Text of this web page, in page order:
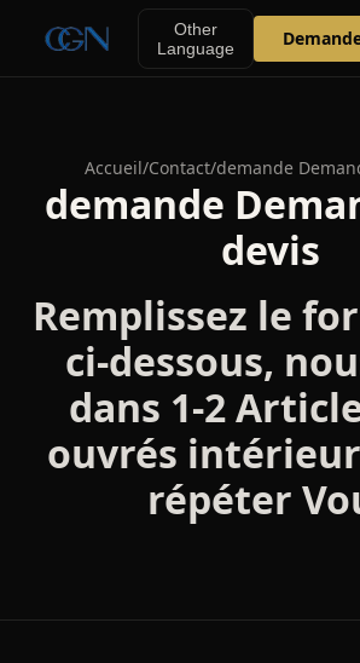
Other
Language
Accueil/Contact/demande
demande
devis
Remplissez le
ci-dessous,
dans 1-2
ouvrés
répéter